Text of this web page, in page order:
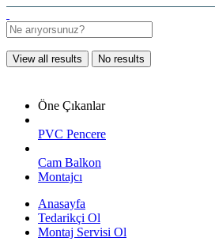
View all results No results
Öne Çıkanlar
PVC Pencere
Cam Balkon
Montajcı
Anasayfa
Tedarikçi Ol
Montaj Servisi Ol